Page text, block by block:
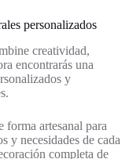
personalizados
creatividad,
encontrarás una
y
forma artesanal para
y necesidades de cada
completa de